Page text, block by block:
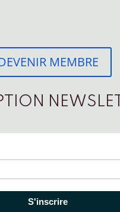
MEMBRE
S'inscrire